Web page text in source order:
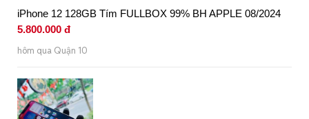
iPhone 12 128GB Tím FULLBOX 99% BH APPLE 08/2024
5.800.000 đ
hôm qua Quận 10